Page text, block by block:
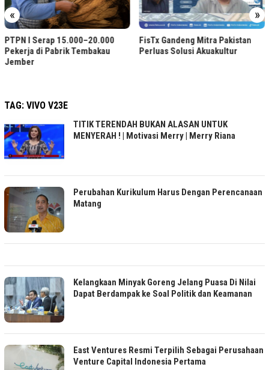
« »
FisTx Gandeng Mitra Pakistan
Perluas Solusi Akuakultur
Akun WhatsApp Bisnis
Diblokir? Ini Solusinya
TAG: VIVO V23E
TITIK TERENDAH BUKAN ALASAN UNTUK
MENYERAH ! | Motivasi Merry | Merry Riana
Perubahan Kurikulum Harus Dengan Perencanaan
Matang
Kelangkaan Minyak Goreng Jelang Puasa Di Nilai
Dapat Berdampak ke Soal Politik dan Keamanan
East Ventures Resmi Terpilih Sebagai Perusahaan
Venture Capital Indonesia Pertama